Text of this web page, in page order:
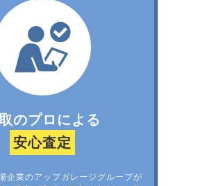
のプロによる
安心査定
企業のアップガレージグループが